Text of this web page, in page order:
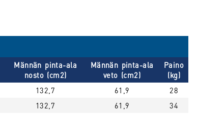
Männän pinta-ala
nosto (cm2)
Männän pinta-ala
veto (cm2)
Paino
(kg)
132,7 61,9 28
132,7 61,9 34